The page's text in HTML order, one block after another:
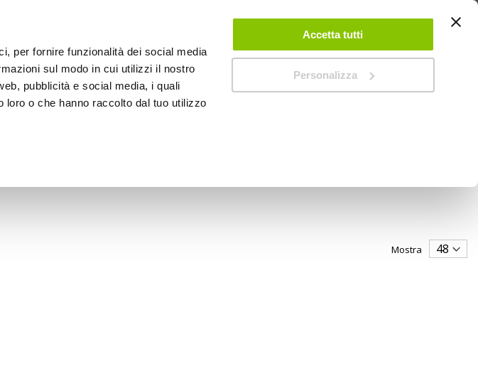
per fornire funzionalità dei social media
sul modo in cui utilizzi il nostro
pubblicità e social media, i quali
loro o che hanno raccolto dal tuo utilizzo
Accetta tutti
Personalizza
CONTATTACI NEGOZI IL MIO NEGOZIO
Mostra